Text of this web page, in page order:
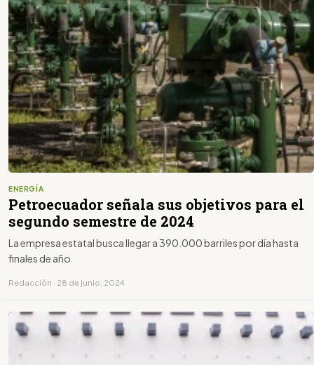
ENERGÍA
Petroecuador señala sus objetivos para el
segundo semestre de 2024
La empresa estatal busca llegar a 390.000 barriles por día hasta
finales de año
Redacción · 28 de junio, 2024